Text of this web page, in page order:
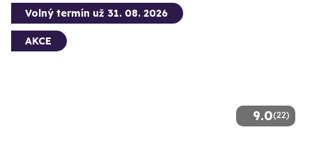
9.0(22)
Volný termín už 31. 08. 2026
AKCE